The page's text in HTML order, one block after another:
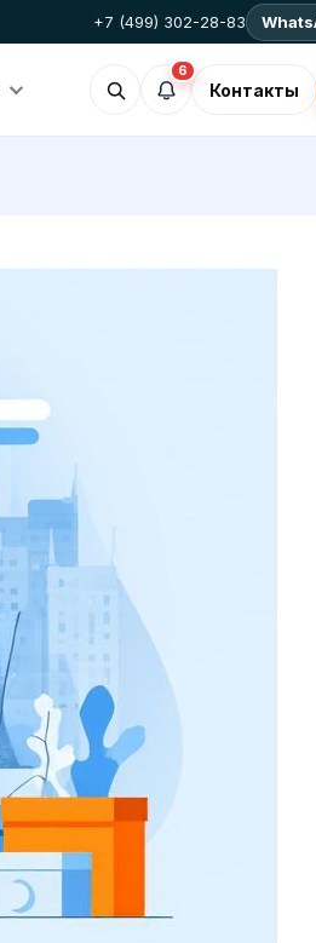
+7 (499) 302-28-83
6
Контакты